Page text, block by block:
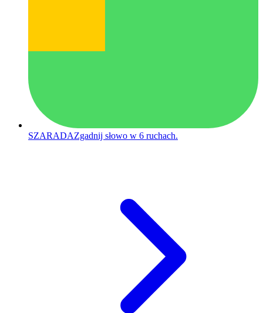
SZARADAZgadnij słowo w 6 ruchach.